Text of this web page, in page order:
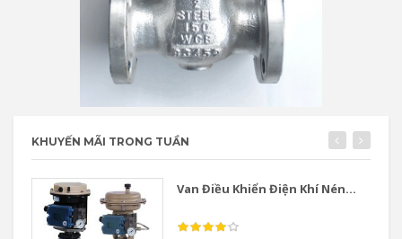
KHUYẾN MÃI TRONG TUẦN
Van Điều Khiển Điện Khí Nén...